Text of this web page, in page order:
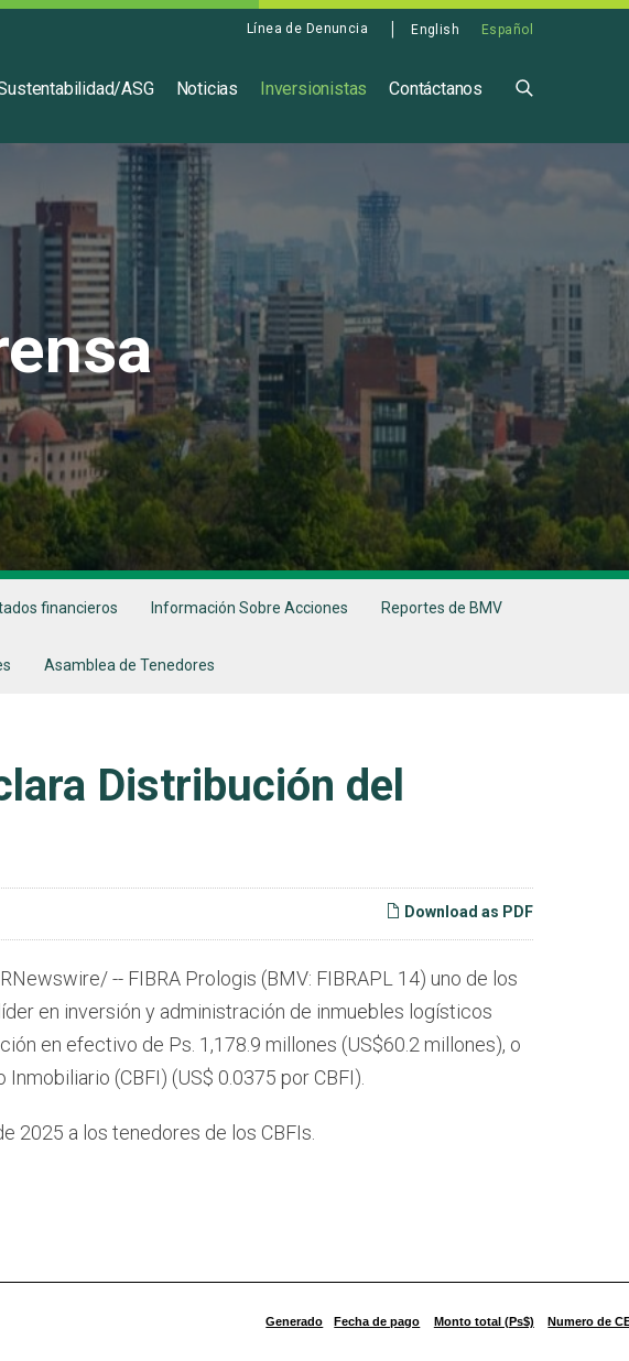
Línea de Denuncia English Español
ASG Noticias Inversionistas Contáctanos
financieros Información Sobre Acciones Reportes de BMV
Asamblea de Tenedores
Distribución del
Download as PDF
-- FIBRA Prologis (BMV: FIBRAPL 14) uno de los
en inversión y administración de inmuebles logísticos
en efectivo de Ps. 1,178.9 millones (US$60.2 millones), o
(CBFI) (US$ 0.0375 por CBFI).
2025 a los tenedores de los CBFIs.
Generado Fecha de pago Monto total (Ps$) Numero de